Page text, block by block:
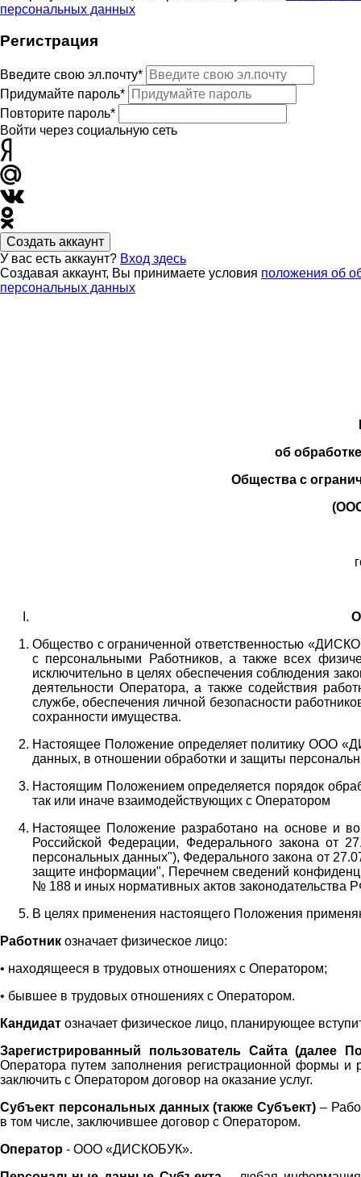
персональных данных
Регистрация
Введите свою эл.почту*
Придумайте пароль*
Повторите пароль*
Войти через социальную сеть
Создать аккаунт
У вас есть аккаунт? Вход здесь
Создавая аккаунт, Вы принимаете условия положения об
персональных данных
об
Общества с
Общество с ограниченной ответственностью
с персональными Работников, а также всех
исключительно в целях обеспечения соблюдения
деятельности Оператора,а также содействия
службе, обеспечения личной безопасности
сохранности имущества.
Настоящее Положение определяет политику ООО
данных, в отношении обработки и защиты
Настоящим Положением определяется порядок
так или иначе взаимодействующих с Оператором
Настоящее Положение разработано на основе и во
Российской Федерации, Федерального закона
персональных данных"), Федерального закона от
защите информации", Перечнем сведений
№ 188 и иных нормативных актов законодательства
В целях применения настоящего Положения
Работник означает физическое лицо:
• находящееся в трудовых отношениях с Оператором;
• бывшее в трудовых отношениях с Оператором.
Кандидат означает физическое лицо, планирующее
Зарегистрированный пользователь Сайта (далее
Оператора путем заполнения регистрационной формы и
заключить с Оператором договор на оказание услуг.
Субъект персональных данных (также Субъект) –
в том числе, заключившее договор с Оператором.
Оператор - ООО «ДИСКОБУК».